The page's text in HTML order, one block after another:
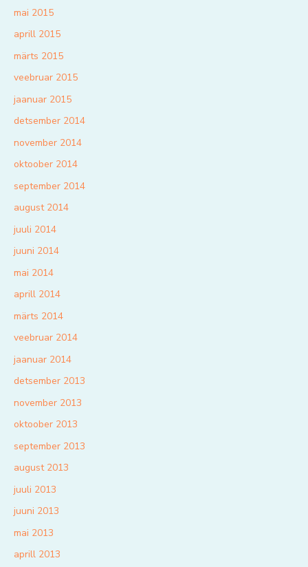
mai 2015
aprill 2015
märts 2015
veebruar 2015
jaanuar 2015
detsember 2014
november 2014
oktoober 2014
september 2014
august 2014
juuli 2014
juuni 2014
mai 2014
aprill 2014
märts 2014
veebruar 2014
jaanuar 2014
detsember 2013
november 2013
oktoober 2013
september 2013
august 2013
juuli 2013
juuni 2013
mai 2013
aprill 2013